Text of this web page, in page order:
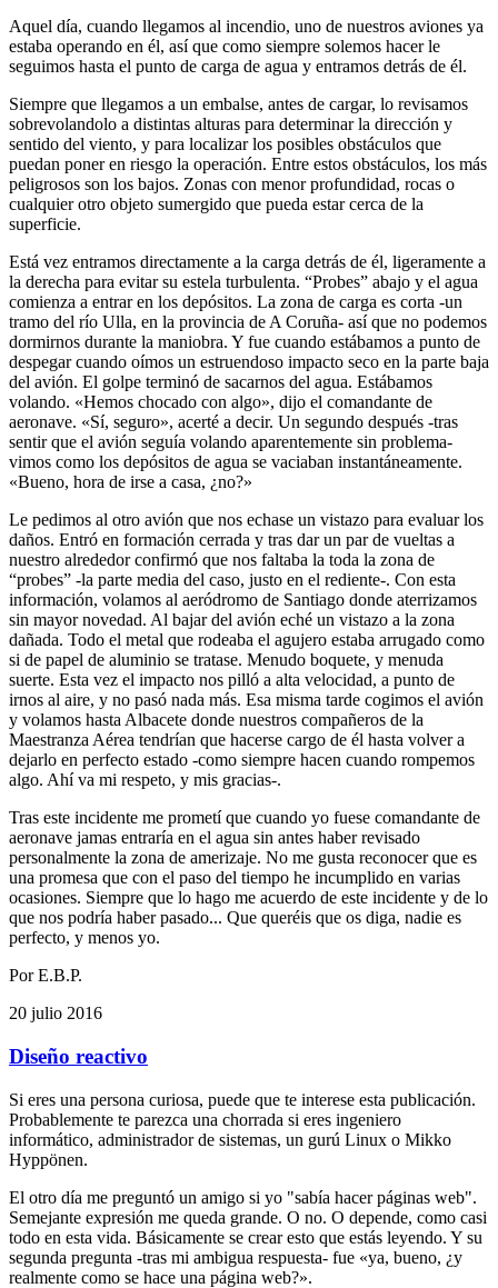
Aquel día, cuando llegamos al incendio, uno de nuestros aviones ya
estaba operando en él, así que como siempre solemos hacer le
seguimos hasta el punto de carga de agua y entramos detrás de él.
Siempre que llegamos a un embalse, antes de cargar, lo revisamos
sobrevolandolo a distintas alturas para determinar la dirección y
sentido del viento, y para localizar los posibles obstáculos que
puedan poner en riesgo la operación. Entre estos obstáculos, los más
peligrosos son los bajos. Zonas con menor profundidad, rocas o
cualquier otro objeto sumergido que pueda estar cerca de la
superficie.
Está vez entramos directamente a la carga detrás de él, ligeramente a
la derecha para evitar su estela turbulenta. “Probes” abajo y el agua
comienza a entrar en los depósitos. La zona de carga es corta -un
tramo del río Ulla, en la provincia de A Coruña- así que no podemos
dormirnos durante la maniobra. Y fue cuando estábamos a punto de
despegar cuando oímos un estruendoso impacto seco en la parte baja
del avión. El golpe terminó de sacarnos del agua. Estábamos
volando. «Hemos chocado con algo», dijo el comandante de
aeronave. «Sí, seguro», acerté a decir. Un segundo después -tras
sentir que el avión seguía volando aparentemente sin problema-
vimos como los depósitos de agua se vaciaban instantáneamente.
«Bueno, hora de irse a casa, ¿no?»
Le pedimos al otro avión que nos echase un vistazo para evaluar los
daños. Entró en formación cerrada y tras dar un par de vueltas a
nuestro alrededor confirmó que nos faltaba la toda la zona de
“probes” -la parte media del caso, justo en el rediente-. Con esta
información, volamos al aeródromo de Santiago donde aterrizamos
sin mayor novedad. Al bajar del avión eché un vistazo a la zona
dañada. Todo el metal que rodeaba el agujero estaba arrugado como
si de papel de aluminio se tratase. Menudo boquete, y menuda
suerte. Esta vez el impacto nos pilló a alta velocidad, a punto de
irnos al aire, y no pasó nada más. Esa misma tarde cogimos el avión
y volamos hasta Albacete donde nuestros compañeros de la
Maestranza Aérea tendrían que hacerse cargo de él hasta volver a
dejarlo en perfecto estado -como siempre hacen cuando rompemos
algo. Ahí va mi respeto, y mis gracias-.
Tras este incidente me prometí que cuando yo fuese comandante de
aeronave jamas entraría en el agua sin antes haber revisado
personalmente la zona de amerizaje. No me gusta reconocer que es
una promesa que con el paso del tiempo he incumplido en varias
ocasiones. Siempre que lo hago me acuerdo de este incidente y de lo
que nos podría haber pasado... Que queréis que os diga, nadie es
perfecto, y menos yo.
Por E.B.P.
20 julio 2016
Diseño reactivo
Si eres una persona curiosa, puede que te interese esta publicación.
Probablemente te parezca una chorrada si eres ingeniero
informático, administrador de sistemas, un gurú Linux o Mikko
Hyppönen.
El otro día me preguntó un amigo si yo "sabía hacer páginas web".
Semejante expresión me queda grande. O no. O depende, como casi
todo en esta vida. Básicamente se crear esto que estás leyendo. Y su
segunda pregunta -tras mi ambigua respuesta- fue «ya, bueno, ¿y
realmente como se hace una página web?».